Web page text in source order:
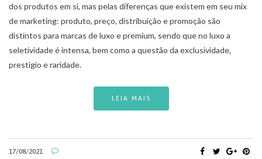
dos produtos em si, mas pelas diferenças que existem em seu mix
de marketing: produto, preço, distribuição e promoção são
distintos para marcas de luxo e premium, sendo que no luxo a
seletividade é intensa, bem como a questão da exclusividade,
prestígio e raridade.
LEIA MAIS
17/08/2021